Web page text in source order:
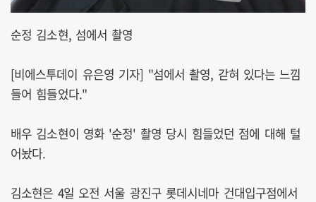
순정 김소현, 섬에서 촬영
[비에스투데이 유은영 기자] "섬에서 촬영, 갇혀 있다는 느낌
들어 힘들었다."
배우 김소현이 영화 '순정' 촬영 당시 힘들었던 점에 대해 털
어놨다.
김소현은 4일 오전 서울 광진구 롯데시네마 건대입구점에서